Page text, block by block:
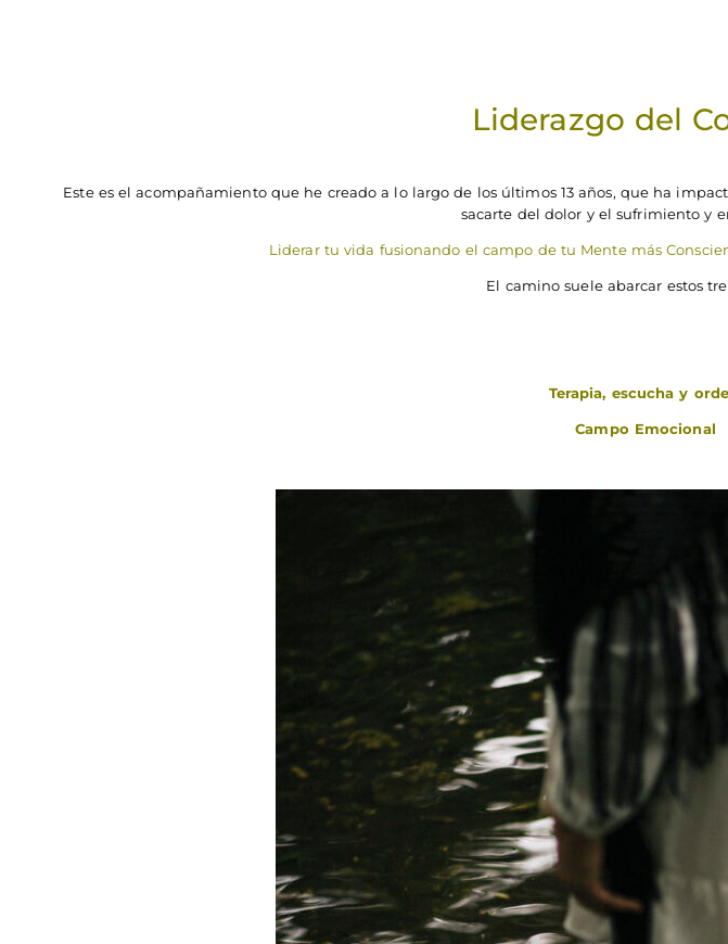
Liderazgo del
Este es el acompañamiento que he creado a lo largo de los últimos 13 años, que ha
sacarte del dolor y el sufrimiento y
Liderar tu vida fusionando el campo de tu Mente más
El camino suele abarcar estos
Terapia, escucha y
Campo Emocional